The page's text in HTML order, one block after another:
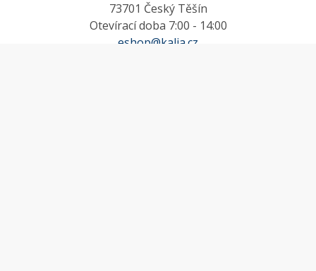
73701 Český Těšín
Otevírací doba 7:00 - 14:00
eshop@kalia.cz